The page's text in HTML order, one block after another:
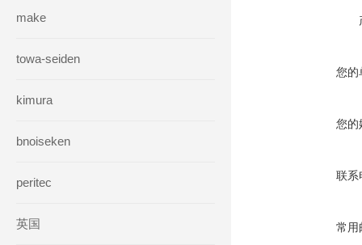
make
towa-seiden
kimura
bnoiseken
peritec
英国
您的
您的
联系
常用